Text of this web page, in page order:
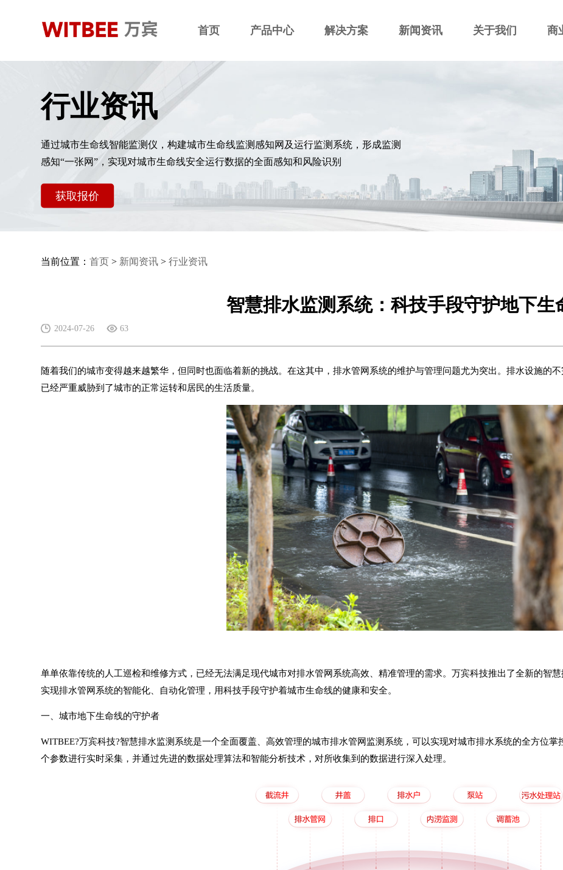
首页 产品中心 解决方案 新闻资讯 关于我们 商
行业资讯
通过城市生命线智能监测仪，构建城市生命线监测感知网及运行监测系统，形成监测
感知“一张网”，实现对城市生命线安全运行数据的全面感知和风险识别
获取报价
当前位置：首页 > 新闻资讯 >行业资讯
智慧排水监测系统：科技手段守护地下生
2024-07-26 63
随着我们的城市变得越来越繁华，但同时也面临着新的挑战。在这其中，排水管网系统的维护与管理问题尤为突出。排水设施的
已经严重威胁到了城市的正常运转和居民的生活质量。
单单依靠传统的人工巡检和维修方式，已经无法满足现代城市对排水管网系统高效、精准管理的需求。万宾科技推出了全新的智
实现排水管网系统的智能化、自动化管理，用科技手段守护着城市生命线的健康和安全。
一、城市地下生命线的守护者
WITBEE?万宾科技?智慧排水监测系统是一个全面覆盖、高效管理的城市排水管网监测系统，可以实现对城市排水系统的全方位
个参数进行实时采集，并通过先进的数据处理算法和智能分析技术，对所收集到的数据进行深入处理。